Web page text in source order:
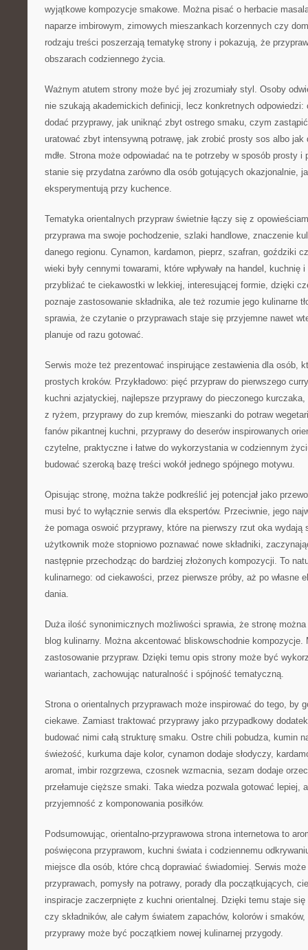
wyjątkowe kompozycje smakowe. Można pisać o herbacie
naparze imbirowym, zimowych mieszankach korzennych czy
rodzaju treści poszerzają tematykę strony i pokazują, że
obszarach codziennego życia.
Ważnym atutem strony może być jej zrozumiały styl. Osoby
nie szukają akademickich definicji, lecz konkretnych odpowiedzi:
dodać przyprawy, jak uniknąć zbyt ostrego smaku, czym
uratować zbyt intensywną potrawę, jak zrobić prosty sos albo jak
mdłe. Strona może odpowiadać na te potrzeby w sposób prosty
stanie się przydatna zarówno dla osób gotujących okazjonalnie,
eksperymentują przy kuchence.
Tematyka orientalnych przypraw świetnie łączy się z
przyprawa ma swoje pochodzenie, szlaki handlowe, znaczenie
danego regionu. Cynamon, kardamon, pieprz, szafran, goździki
wieki były cennymi towarami, które wpływały na handel, kuchnię
przybliżać te ciekawostki w lekkiej, interesującej formie, dzięki
poznaje zastosowanie składnika, ale też rozumie jego kulinarne
sprawia, że czytanie o przyprawach staje się przyjemne nawet
planuje od razu gotować.
Serwis może też prezentować inspirujące zestawienia dla osób,
prostych kroków. Przykładowo: pięć przypraw do pierwszego
kuchni azjatyckiej, najlepsze przyprawy do pieczonego
z ryżem, przyprawy do zup kremów, mieszanki do potraw
fanów pikantnej kuchni, przyprawy do deserów inspirowanych
czytelne, praktyczne i łatwe do wykorzystania w codziennym
budować szeroką bazę treści wokół jednego spójnego motywu.
Opisując stronę, można także podkreślić jej potencjał jako
musi być to wyłącznie serwis dla ekspertów. Przeciwnie, jego
że pomaga oswoić przyprawy, które na pierwszy rzut oka
użytkownik może stopniowo poznawać nowe składniki,
następnie przechodząc do bardziej złożonych kompozycji. To
kulinarnego: od ciekawości, przez pierwsze próby, aż po własne
dania.
Duża ilość synonimicznych możliwości sprawia, że stronę
blog kulinarny. Można akcentować bliskowschodnie kompozycje.
zastosowanie przypraw. Dzięki temu opis strony może być
wariantach, zachowując naturalność i spójność tematyczną.
Strona o orientalnych przyprawach może inspirować do tego, by
ciekawe. Zamiast traktować przyprawy jako przypadkowy
budować nimi całą strukturę smaku. Ostre chili pobudza, kumin
świeżość, kurkuma daje kolor, cynamon dodaje słodyczy,
aromat, imbir rozgrzewa, czosnek wzmacnia, sezam dodaje
przełamuje cięższe smaki. Taka wiedza pozwala gotować lepiej,
przyjemność z komponowania posiłków.
Podsumowując, orientalno-przyprawowa strona internetowa to
poświęcona przyprawom, kuchni świata i codziennemu
miejsce dla osób, które chcą doprawiać świadomiej. Serwis może
przyprawach, pomysły na potrawy, porady dla początkujących,
inspiracje zaczerpnięte z kuchni orientalnej. Dzięki temu staje
czy składników, ale całym światem zapachów, kolorów i
przyprawy może być początkiem nowej kulinarnej przygody.